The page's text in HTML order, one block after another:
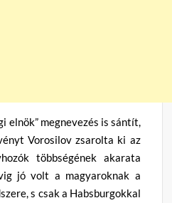
elnök” megnevezés is sántít,
Vorosilov zsarolta ki az
többségének akarata
jó volt a magyaroknak a
s csak a Habsburgokkal